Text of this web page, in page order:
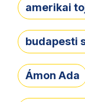
amerikai
budapesti
Ámon Ada